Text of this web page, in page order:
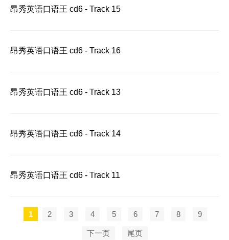
昂秀英语口语王 cd6 - Track 15
昂秀英语口语王 cd6 - Track 16
昂秀英语口语王 cd6 - Track 13
昂秀英语口语王 cd6 - Track 14
昂秀英语口语王 cd6 - Track 11
1 2 3 4 5 6 7 8 9
下一页 尾页